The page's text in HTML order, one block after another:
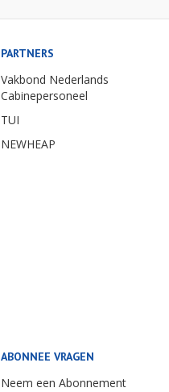
PARTNERS
Vakbond Nederlands
Cabinepersoneel
TUI
NEWHEAP
ABONNEE VRAGEN
Neem een Abonnement